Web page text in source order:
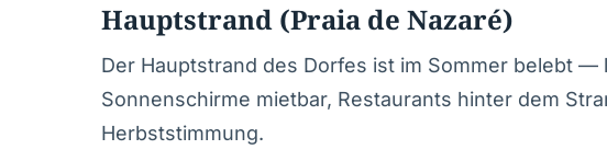
Hauptstrand (Praia de Nazaré)
Der Hauptstrand des Dorfes ist im Sommer belebt
Sonnenschirme mietbar, Restaurants hinter dem
Herbststimmung.